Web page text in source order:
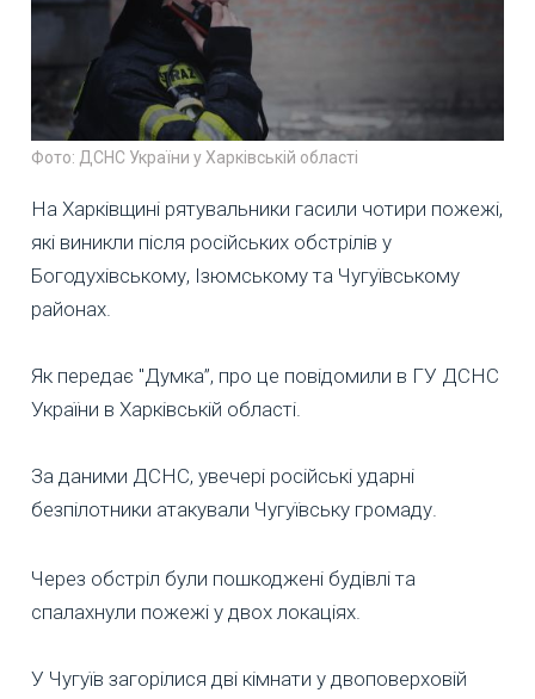
Фото: ДСНС України у Харківській області
На Харківщині рятувальники гасили чотири пожежі,
які виникли після російських обстрілів у
Богодухівському, Ізюмському та Чугуївському
районах.
Як передає "Думка”, про це повідомили в ГУ ДСНС
України в Харківській області.
За даними ДСНС, увечері російські ударні
безпілотники атакували Чугуївську громаду.
Через обстріл були пошкоджені будівлі та
спалахнули пожежі у двох локаціях.
У Чугуїв загорілися дві кімнати у двоповерховій